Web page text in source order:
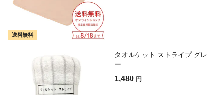
送料無料
タオルケット ストライプ グレ
ー
1,480 円